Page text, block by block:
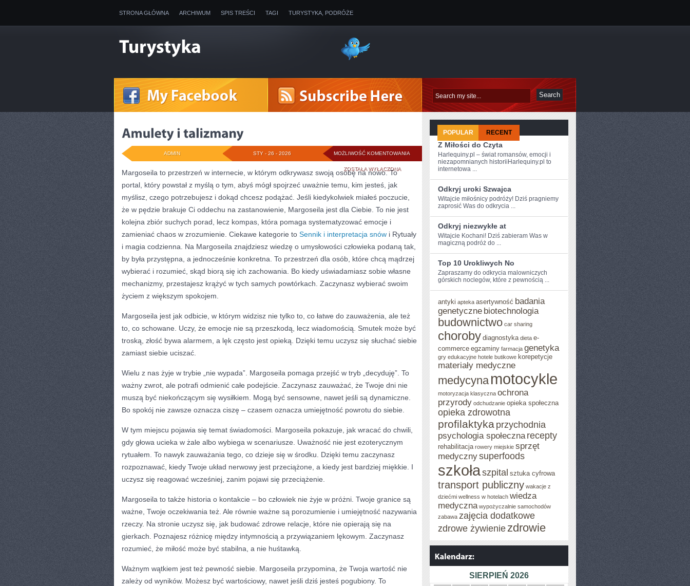
STRONA GŁÓWNA ARCHIWUM SPIS TREŚCI TAGI TURYSTYKA, PODRÓŻE
MOŻLIWOŚĆ KOMENTOWANIA AMULETY
TALIZMANY
ZOSTAŁA WYŁĄCZONA
STY - 26 - 2026
ADMIN
Margoseila to przestrzeń w internecie, w którym odkrywasz swoją osobę na nowo. To
portal, który powstał z myślą o tym, abyś mógł spojrzeć uważnie temu, kim jesteś, jak
myślisz, czego potrzebujesz i dokąd chcesz podążać. Jeśli kiedykolwiek miałeś poczucie,
że w pędzie brakuje Ci oddechu na zastanowienie, Margoseila jest dla Ciebie. To nie jest
kolejna zbiór suchych porad, lecz kompas, która pomaga systematyzować emocje i
zamieniać chaos w zrozumienie. Ciekawe kategorie to Sennik i interpretacja snów i Rytuały
i magia codzienna. Na Margoseila znajdziesz wiedzę o umysłowości człowieka podaną tak,
by była przystępna, a jednocześnie konkretna. To przestrzeń dla osób, które chcą mądrzej
wybierać i rozumieć, skąd biorą się ich zachowania. Bo kiedy uświadamiasz sobie własne
mechanizmy, przestajesz krążyć w tych samych powtórkach. Zaczynasz wybierać swoim
życiem z większym spokojem.
Margoseila jest jak odbicie, w którym widzisz nie tylko to, co łatwe do zauważenia, ale też
to, co schowane. Uczy, że emocje nie są przeszkodą, lecz wiadomością. Smutek może być
troską, złość bywa alarmem, a lęk często jest opieką. Dzięki temu uczysz się słuchać siebie
zamiast siebie uciszać.
Wielu z nas żyje w trybie „nie wypada”. Margoseila pomaga przejść w tryb „decyduję”. To
ważny zwrot, ale potrafi odmienić całe podejście. Zaczynasz zauważać, że Twoje dni nie
muszą być niekończącym się wysiłkiem. Mogą być sensowne, nawet jeśli są dynamiczne.
Bo spokój nie zawsze oznacza ciszę – czasem oznacza umiejętność powrotu do siebie.
W tym miejscu pojawia się temat świadomości. Margoseila pokazuje, jak wracać do chwili,
gdy głowa ucieka w żale albo wybiega w scenariusze. Uważność nie jest ezoterycznym
rytuałem. To nawyk zauważania tego, co dzieje się w środku. Dzięki temu zaczynasz
rozpoznawać, kiedy Twoje układ nerwowy jest przeciążone, a kiedy jest bardziej miękkie. I
uczysz się reagować wcześniej, zanim pojawi się przeciążenie.
Margoseila to także historia o kontakcie – bo człowiek nie żyje w próżni. Twoje granice są
ważne, Twoje oczekiwania też. Ale równie ważne są porozumienie i umiejętność nazywania
rzeczy. Na stronie uczysz się, jak budować zdrowe relacje, które nie opierają się na
gierkach. Poznajesz różnicę między intymnością a przywiązaniem lękowym. Zaczynasz
rozumieć, że miłość może być stabilna, a nie huśtawką.
Ważnym wątkiem jest też pewność siebie. Margoseila przypomina, że Twoja wartość nie
zależy od wyników. Możesz być wartościowy, nawet jeśli dziś jesteś pogubiony. To
POPULAR RECENT
Z Miłości do Czyta
Harlequiny.pl – świat romansów, emocji i
niezapomnianych historiiHarlequiny.pl to
internetowa ...
Odkryj uroki Szwajca
Witajcie miłośnicy podróży! Dziś pragniemy
zaprosić Was do odkrycia ...
Odkryj niezwykłe at
Witajcie Kochani! Dziś zabieram Was​ w
magiczną podróż do ...
Top 10 Urokliwych No
Zapraszamy do odkrycia malowniczych
górskich noclegów, które z pewnością ...
antyki apteka asertywność badania
genetyczne biotechnologia
budownictwo car sharing
choroby diagnostyka dieta e-
commerce egzaminy farmacja genetyka
gry edukacyjne hotele butikowe korepetycje
materiały medyczne
medycyna motocykle
motoryzacja klasyczna ochrona
przyrody odchudzanie opieka społeczna
opieka zdrowotna
profilaktyka przychodnia
psychologia społeczna recepty
rehabilitacja rowery miejskie sprzęt
medycznysuperfoods
szkołaszpital sztuka cyfrowa
transport publiczny wakacje z
dziećmi wellness w hotelach wiedza
medyczna wypożyczalnie samochodów
zabawa zajęcia dodatkowe
zdrowe żywienie zdrowie
SIERPIEŃ 2026